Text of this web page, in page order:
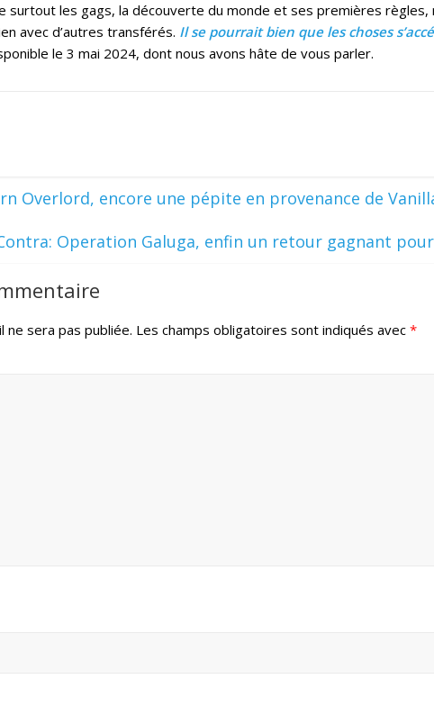
surtout les gags, la découverte du monde et ses premières
avec d’autres transférés. Il se pourrait bien que les choses
le 3 mai 2024, dont nous avons hâte de vous parler.
Overlord, encore une pépite en provenance de
Operation Galuga, enfin un retour gagnant pour
sera pas publiée. Les champs obligatoires sont indiqués avec *